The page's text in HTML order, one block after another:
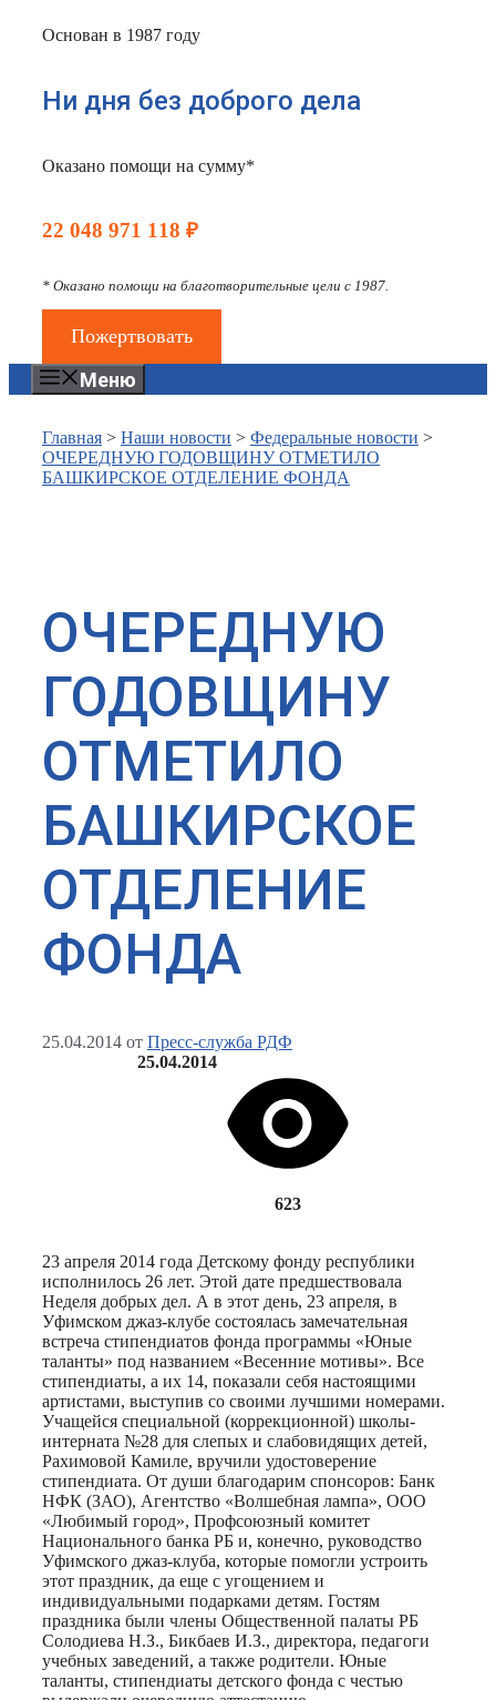
Основан в 1987 году
Ни дня без доброго дела
Оказано помощи на сумму*
22 048 971 118 ₽
* Оказано помощи на благотворительные цели с 1987.
Пожертвовать
Меню
Главная > Наши новости > Федеральные новости >
ОЧЕРЕДНУЮ ГОДОВЩИНУ ОТМЕТИЛО
БАШКИРСКОЕ ОТДЕЛЕНИЕ ФОНДА
ОЧЕРЕДНУЮ
ГОДОВЩИНУ
ОТМЕТИЛО
БАШКИРСКОЕ
ОТДЕЛЕНИЕ
ФОНДА
25.04.2014 от Пресс-служба РДФ
25.04.2014
623
23 апреля 2014 года Детскому фонду республики
исполнилось 26 лет. Этой дате предшествовала
Неделя добрых дел. А в этот день, 23 апреля, в
Уфимском джаз-клубе состоялась замечательная
встреча стипендиатов фонда программы «Юные
таланты» под названием «Весенние мотивы». Все
стипендиаты, а их 14, показали себя настоящими
артистами, выступив со своими лучшими номерами.
Учащейся специальной (коррекционной) школы-
интерната №28 для слепых и слабовидящих детей,
Рахимовой Камиле, вручили удостоверение
стипендиата. От души благодарим спонсоров: Банк
НФК (ЗАО), Агентство «Волшебная лампа», ООО
«Любимый город», Профсоюзный комитет
Национального банка РБ и, конечно, руководство
Уфимского джаз-клуба, которые помогли устроить
этот праздник, да еще с угощением и
индивидуальными подарками детям. Гостям
праздника были члены Общественной палаты РБ
Солодиева Н.З., Бикбаев И.З., директора, педагоги
учебных заведений, а также родители. Юные
таланты, стипендиаты детского фонда с честью